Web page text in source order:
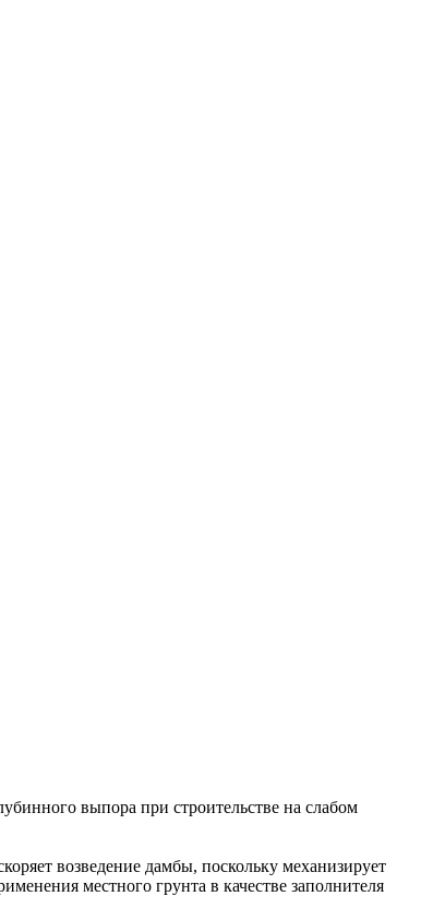
выпора при строительстве на слабом
возведение дамбы, поскольку механизирует
местного грунта в качестве заполнителя